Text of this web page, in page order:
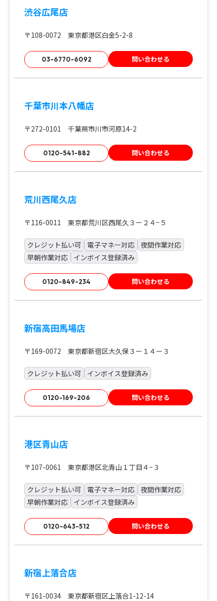
渋谷広尾店
〒108-0072 東京都港区白金5-2-8
03-6770-6092 問い合わせる
千葉市川本八幡店
〒272-0101 千葉県市川市河原14-2
0120-541-882 問い合わせる
荒川西尾久店
〒116-0011 東京都荒川区西尾久３ー２４−５
クレジット払い可 電子マネー対応
夜間作業対応
早朝作業対応
インボイス登録済み
0120-849-234 問い合わせる
新宿高田馬場店
〒169-0072 東京都新宿区大久保３ー１４ー３
クレジット払い可 インボイス登録済み
0120-169-206 問い合わせる
港区青山店
〒107-0061 東京都港区北青山１丁目４−３
クレジット払い可 電子マネー対応
夜間作業対応
早朝作業対応
インボイス登録済み
0120-643-512 問い合わせる
新宿上落合店
〒161-0034 東京都新宿区上落合1-12-14